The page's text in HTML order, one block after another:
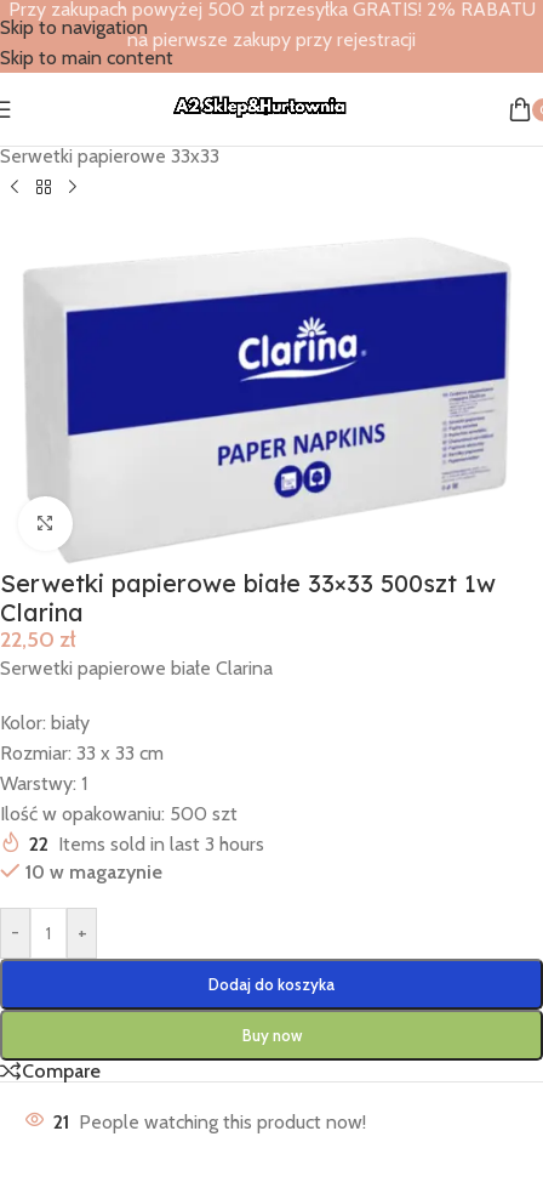
Skip to navigation
Skip to main content
Przy zakupach powyżej 500 zł przesyłka GRATIS! 2% RABATU
na pierwsze zakupy przy rejestracji
Strona główna Serwetki papierowe
Serwetki papierowe 33x33
Click to enlarge
Serwetki papierowe białe 33×33 500szt 1w
Clarina
22,50 zł
Serwetki papierowe białe Clarina
Kolor: biały
Rozmiar: 33 x 33 cm
Warstwy: 1
Ilość w opakowaniu: 500 szt
22 Items sold in last 3 hours
10 w magazynie
- +
Dodaj do koszyka
Buy now
Compare
21 People watching this product now!